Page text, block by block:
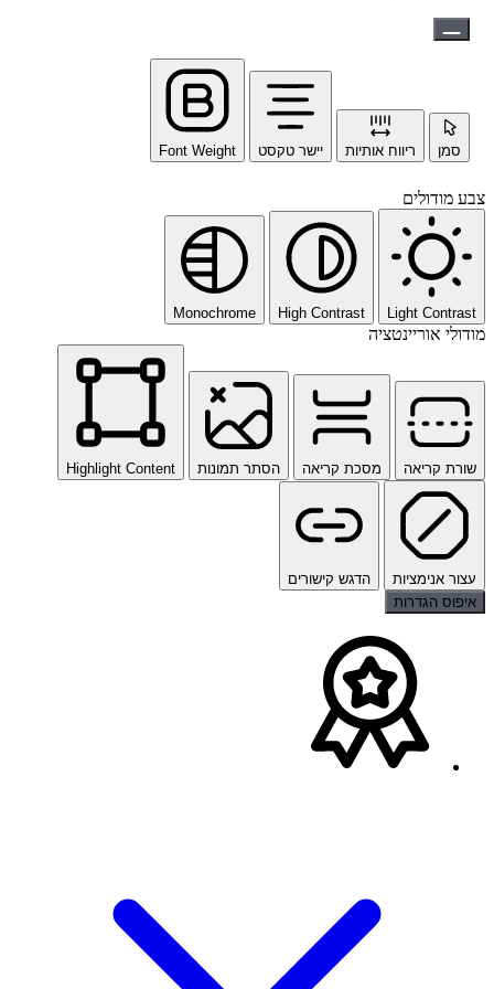
סמן ריווח אותיות יישר טקסט Font Weight
צבע מודולים
Light Contrast
High Contrast
Monochrome
מודולי אוריינטציה
שורת קריאה מסכת קריאה הסתר תמונות Highlight Content
עצור אנימציות
הדגש קישורים
איפוס הגדרות